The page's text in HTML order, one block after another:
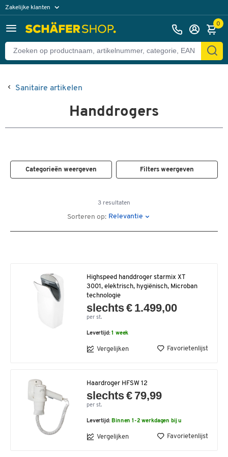
Zakelijke klanten
Particuliere klanten 0
Sanitaire artikelen
Handdrogers
Categorieën weergeven Filters weergeven
3 resultaten
Sorteren op: Relevantie
Highspeed handdroger starmix XT
3001, elektrisch, hygiënisch, Microban
technologie
slechts € 1.499,00
per st.
Levertijd:1 week
Vergelijken Favorietenlijst
Haardroger HFSW 12
slechts € 79,99
per st.
Levertijd: Binnen 1-2 werkdagen bij u
Vergelijken Favorietenlijst